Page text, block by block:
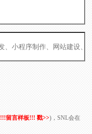
!!!留言样板!!! 戳>>)，SNL会在